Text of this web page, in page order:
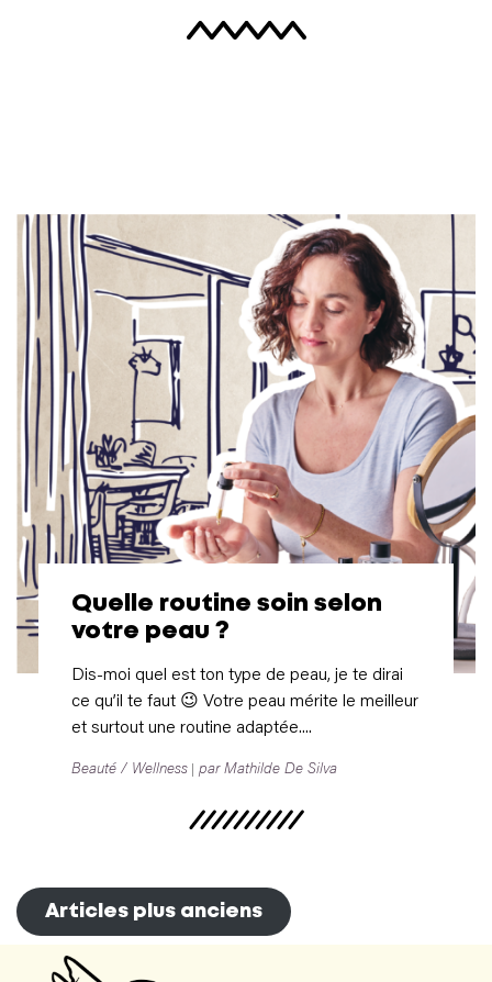
Quelle routine soin selon
votre peau ?
Dis-moi quel est ton type de peau, je te dirai
ce qu’il te faut 😉 Votre peau mérite le meilleur
et surtout une routine adaptée....
Beauté / Wellness par Mathilde De Silva
Articles plus anciens